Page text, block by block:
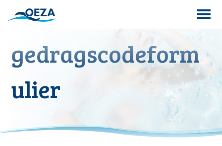
Search
for:
gedragscodeform
ulier